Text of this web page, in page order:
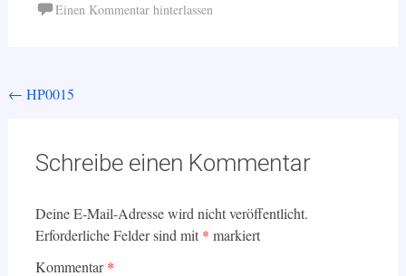
Einen Kommentar hinterlassen
Beitragsnavigation
← HP0015
Schreibe einen Kommentar
Deine E-Mail-Adresse wird nicht veröffentlicht.
Erforderliche Felder sind mit * markiert
Kommentar*